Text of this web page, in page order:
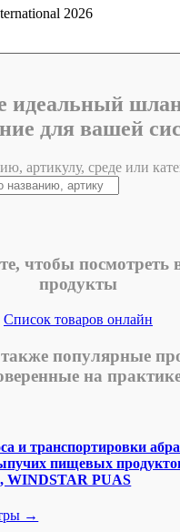
2026
идеальный
для вашей
артикулу, среде или
чтобы посмотреть
продукты
Список товаров онлайн
популярные
на
и транспортировки
пищевых
WINDSTAR PUAS
→